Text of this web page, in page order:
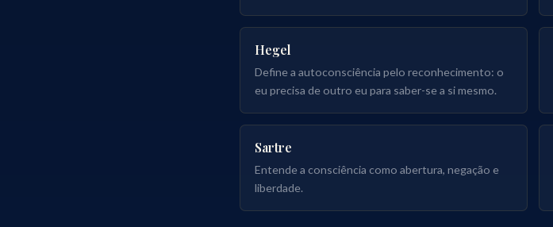
Hegel
Define a autoconsciência pelo reconhecimento: o
eu precisa de outro eu para saber-se a si mesmo.
Sartre
Entende a consciência como abertura, negação e
liberdade.